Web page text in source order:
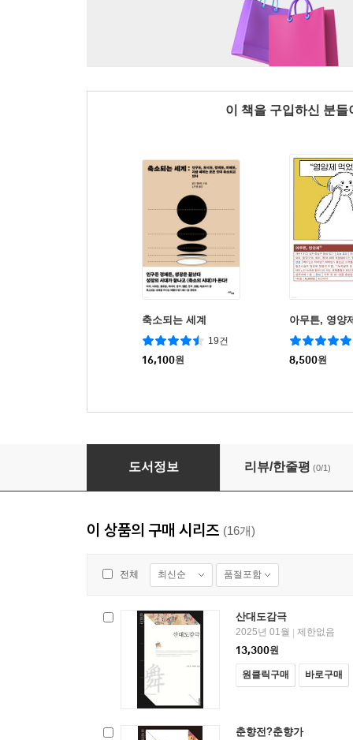
이 책을 구입하신 분
축소되는 세계
19건
16,100원
아무튼, 영양
8,500원
토끼전·장끼전
도서정보 리뷰/한줄평 (0/1)
이 상품의 구매 시리즈 (16개)
전체 최신순 품절포함
산대도감극
2025년 01월 | 제한없음
13,300원
원클릭구매 바로구매
춘향전?춘향가